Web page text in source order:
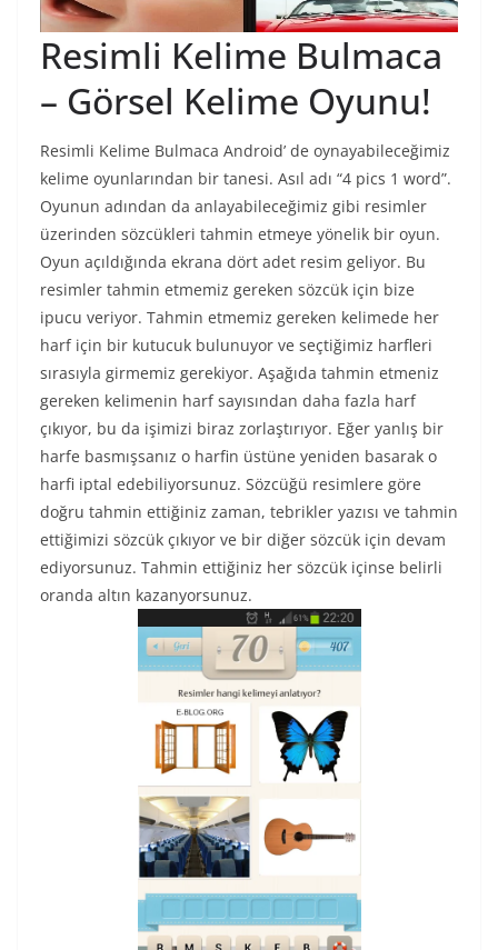
Resimli Kelime Bulmaca
– Görsel Kelime Oyunu!
Resimli Kelime Bulmaca Android’ de oynayabileceğimiz
kelime oyunlarından bir tanesi. Asıl adı “4 pics 1 word”.
Oyunun adından da anlayabileceğimiz gibi resimler
üzerinden sözcükleri tahmin etmeye yönelik bir oyun.
Oyun açıldığında ekrana dört adet resim geliyor. Bu
resimler tahmin etmemiz gereken sözcük için bize
ipucu veriyor. Tahmin etmemiz gereken kelimede her
harf için bir kutucuk bulunuyor ve seçtiğimiz harfleri
sırasıyla girmemiz gerekiyor. Aşağıda tahmin etmeniz
gereken kelimenin harf sayısından daha fazla harf
çıkıyor, bu da işimizi biraz zorlaştırıyor. Eğer yanlış bir
harfe basmışsanız o harfin üstüne yeniden basarak o
harfi iptal edebiliyorsunuz. Sözcüğü resimlere göre
doğru tahmin ettiğiniz zaman, tebrikler yazısı ve tahmin
ettiğimizi sözcük çıkıyor ve bir diğer sözcük için devam
ediyorsunuz. Tahmin ettiğiniz her sözcük içinse belirli
oranda altın kazanyorsunuz.